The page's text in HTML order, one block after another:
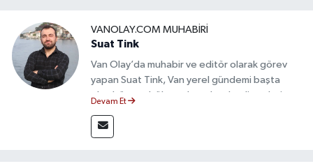
VANOLAY.COM MUHABIRI
Suat Tink
Van Olay’da muhabir ve editör olarak görev
yapan Suat Tink, Van yerel gündemi başta
olmak üzere bölgesel ve ulusal gelişmeleri
mezunu olan Tink, sahadan edindiği bilgilerle
doğruluk, tarafsızlık ve etik ilkeler
Devam Et